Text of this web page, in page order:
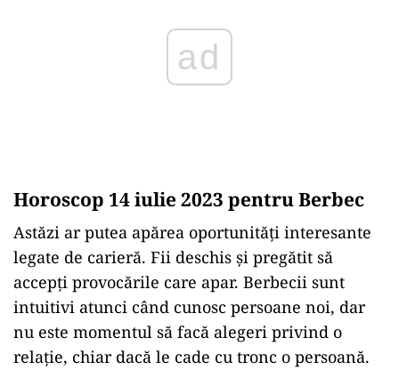
ad
Horoscop 14 iulie 2023 pentru Berbec
Astăzi ar putea apărea oportunități interesante
legate de carieră. Fii deschis și pregătit să
accepți provocările care apar. Berbecii sunt
intuitivi atunci când cunosc persoane noi, dar
nu este momentul să facă alegeri privind o
relaţie, chiar dacă le cade cu tronc o persoană.